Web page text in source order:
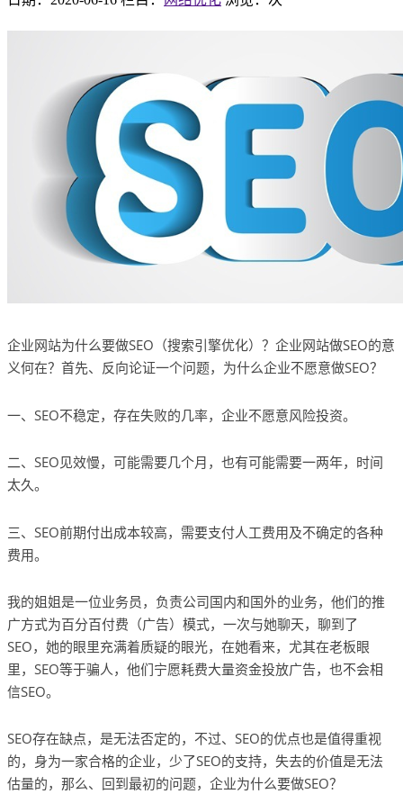
企业网站为什么要做SEO（搜索引擎优化）？企业网站做SEO的意
义何在？首先、反向论证一个问题，为什么企业不愿意做SEO？
一、SEO不稳定，存在失败的几率，企业不愿意风险投资。
二、SEO见效慢，可能需要几个月，也有可能需要一两年，时间
太久。
三、SEO前期付出成本较高，需要支付人工费用及不确定的各种
费用。
我的姐姐是一位业务员，负责公司国内和国外的业务，他们的推
广方式为百分百付费（广告）模式，一次与她聊天，聊到了
SEO，她的眼里充满着质疑的眼光，在她看来，尤其在老板眼
里，SEO等于骗人，他们宁愿耗费大量资金投放广告，也不会相
信SEO。
SEO存在缺点，是无法否定的，不过、SEO的优点也是值得重视
的，身为一家合格的企业，少了SEO的支持，失去的价值是无法
估量的，那么、回到最初的问题，企业为什么要做SEO？